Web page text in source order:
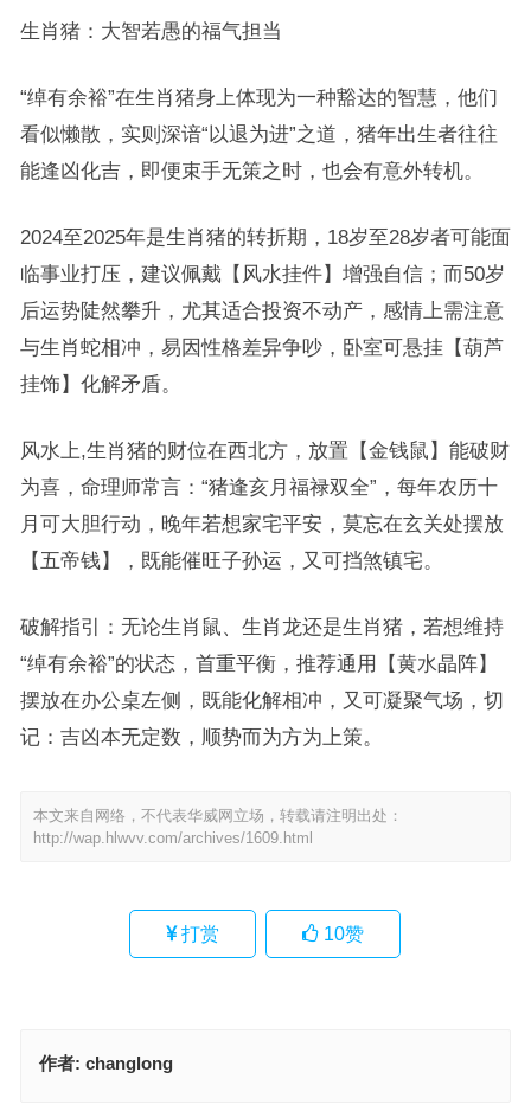
生肖猪：大智若愚的福气担当
“绰有余裕”在生肖猪身上体现为一种豁达的智慧，他们
看似懒散，实则深谙“以退为进”之道，猪年出生者往往
能逢凶化吉，即便束手无策之时，也会有意外转机。
2024至2025年是生肖猪的转折期，18岁至28岁者可能面
临事业打压，建议佩戴【风水挂件】增强自信；而50岁
后运势陡然攀升，尤其适合投资不动产，感情上需注意
与生肖蛇相冲，易因性格差异争吵，卧室可悬挂【葫芦
挂饰】化解矛盾。
风水上,生肖猪的财位在西北方，放置【金钱鼠】能破财
为喜，命理师常言：“猪逢亥月福禄双全”，每年农历十
月可大胆行动，晚年若想家宅平安，莫忘在玄关处摆放
【五帝钱】，既能催旺子孙运，又可挡煞镇宅。
破解指引：无论生肖鼠、生肖龙还是生肖猪，若想维持
“绰有余裕”的状态，首重平衡，推荐通用【黄水晶阵】
摆放在办公桌左侧，既能化解相冲，又可凝聚气场，切
记：吉凶本无定数，顺势而为方为上策。
本文来自网络，不代表华威网立场，转载请注明出处：
http://wap.hlwvv.com/archives/1609.html
打赏 10赞
作者: changlong